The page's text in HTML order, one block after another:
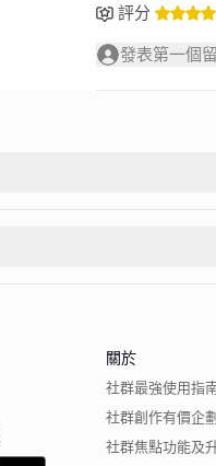
評分
發表第一個
關於
社群最強使用指
社群創作有價企
社群焦點功能及